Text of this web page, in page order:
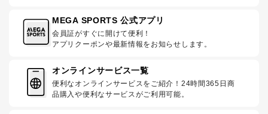
MEGA SPORTS 公式アプリ
会員証がすぐに開けて便利！
アプリクーポンや最新情報をお知らせします。
オンラインサービス一覧
便利なオンラインサービスをご紹介！24時間365日商
品購入や便利なサービスがご利用可能。